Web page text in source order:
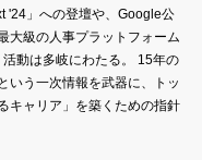
'24」への登壇や、Google公
大級の人事プラットフォーム
動は多岐にわたる。 15年の
いう一次情報を武器に、トッ
キャリア」を築くための指針